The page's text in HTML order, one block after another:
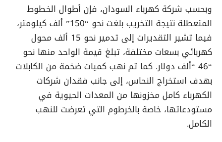
وبحسب شركة كهرباء السودان، فإن أطوال الخطوط
المتعطلة نتيجة التخريب بلغت نحو “150” ألف كيلومتر،
فيما تشير التقديرات إلى تدمير نحو 15 ألف محول
كهربائي بسعات مختلفة، تبلغ قيمة الواحد منها نحو
“46 “ألف دولار. كما تم نهب كميات ضخمة من الكابلات
بهدف استخراج النحاس، إلى جانب فقدان شركات
الكهرباء كامل مخزونها من المعدات الحيوية في
مستودعاتها، خاصة بالخرطوم التي تعرضت للنهب
الكامل.